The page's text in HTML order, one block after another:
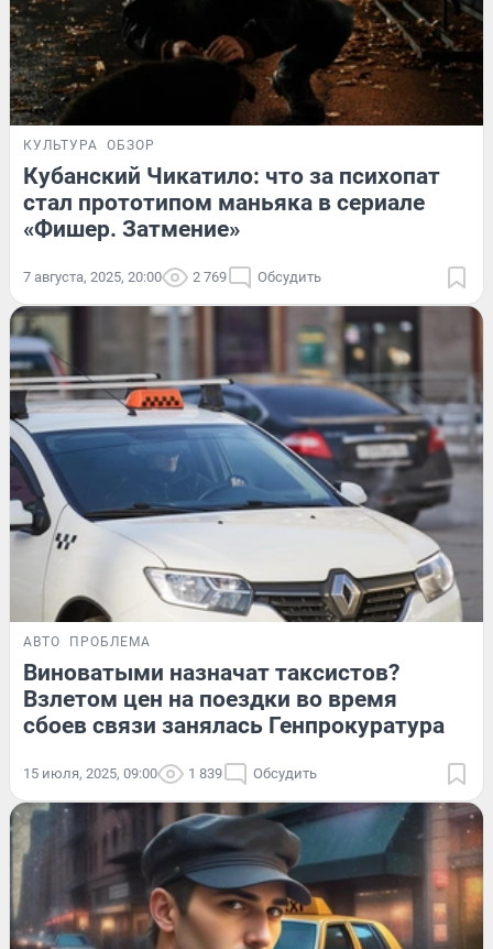
КУЛЬТУРА ОБЗОР
Кубанский Чикатило: что за психопат
стал прототипом маньяка в сериале
«Фишер. Затмение»
7 августа, 2025, 20:00 2 769 Обсудить
АВТО ПРОБЛЕМА
Виноватыми назначат таксистов?
Взлетом цен на поездки во время
сбоев связи занялась Генпрокуратура
15 июля, 2025, 09:00 1 839 Обсудить